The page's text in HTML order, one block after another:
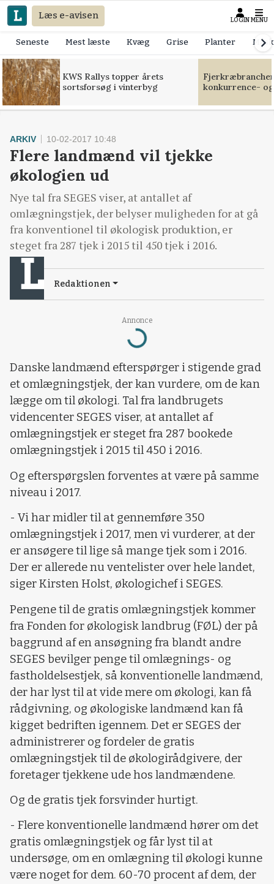
Læs e-avisen LOGIN MENU
Seneste Mest læste Kvæg Grise Planter
KWS Rallys topper årets
sortsforsøg i vinterbyg
konkurrence-
Annonce
Loading...
ARKIV 10-02-2017 10:48
Flere landmænd vil tjekke
økologien ud
Nye tal fra SEGES viser, at antallet af
omlægningstjek, der belyser muligheden for at gå
fra konventionel til økologisk produktion, er
steget fra 287 tjek i 2015 til 450 tjek i 2016.
Redaktionen
Danske landmænd efterspørger i stigende grad
et omlægningstjek, der kan vurdere, om de kan
lægge om til økologi. Tal fra landbrugets
videncenter SEGES viser, at antallet af
omlægningstjek er steget fra 287 bookede
omlægningstjek i 2015 til 450 i 2016.
Og efterspørgslen forventes at være på samme
niveau i 2017.
- Vi har midler til at gennemføre 350
omlægningstjek i 2017, men vi vurderer, at der
er ansøgere til lige så mange tjek som i 2016.
Der er allerede nu ventelister over hele landet,
siger Kirsten Holst, økologichef i SEGES.
Pengene til de gratis omlægningstjek kommer
fra Fonden for økologisk landbrug (FØL) der på
baggrund af en ansøgning fra blandt andre
SEGES bevilger penge til omlægnings- og
fastholdelsestjek, så konventionelle landmænd,
der har lyst til at vide mere om økologi, kan få
rådgivning, og økologiske landmænd kan få
kigget bedriften igennem. Det er SEGES der
administrerer og fordeler de gratis
omlægningstjek til de økologirådgivere, der
foretager tjekkene ude hos landmændene.
Og de gratis tjek forsvinder hurtigt.
- Flere konventionelle landmænd hører om det
gratis omlægningstjek og får lyst til at
undersøge, om en omlægning til økologi kunne
være noget for dem. 60-70 procent af dem, der